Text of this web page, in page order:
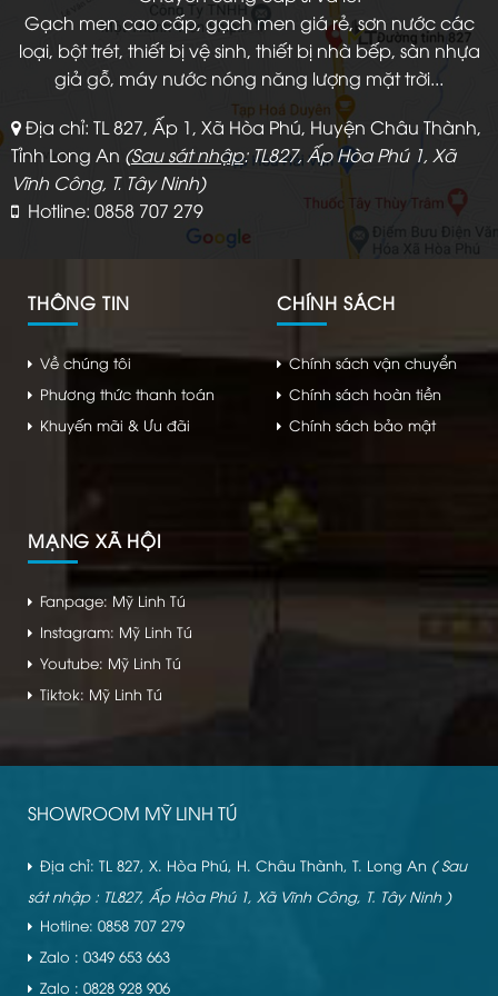
Gạch men cao cấp, gạch men giá rẻ, sơn nước các
loại, bột trét, thiết bị vệ sinh, thiết bị nhà bếp, sàn nhựa
giả gỗ, máy nước nóng năng lượng mặt trời...
Địa chỉ: TL 827, Ấp 1, Xã Hòa Phú, Huyện Châu Thành,
Tỉnh Long An (Sau sát nhập: TL827, Ấp Hòa Phú 1, Xã
Vĩnh Công, T. Tây Ninh)
Hotline: 0858 707 279
THÔNG TIN
Về chúng tôi
Phương thức thanh toán
Khuyến mãi & Ưu đãi
CHÍNH SÁCH
Chính sách vận chuyển
Chính sách hoàn tiền
Chính sách bảo mật
MẠNG XÃ HỘI
Fanpage: Mỹ Linh Tú
Instagram: Mỹ Linh Tú
Youtube: Mỹ Linh Tú
Tiktok: Mỹ Linh Tú
SHOWROOM MỸ LINH TÚ
Địa chỉ: TL 827, X. Hòa Phú, H. Châu Thành, T. Long An ( Sau
sát nhập : TL827, Ấp Hòa Phú 1, Xã Vĩnh Công, T. Tây Ninh )
Hotline: 0858 707 279
Zalo : 0349 653 663
Zalo : 0828 928 906